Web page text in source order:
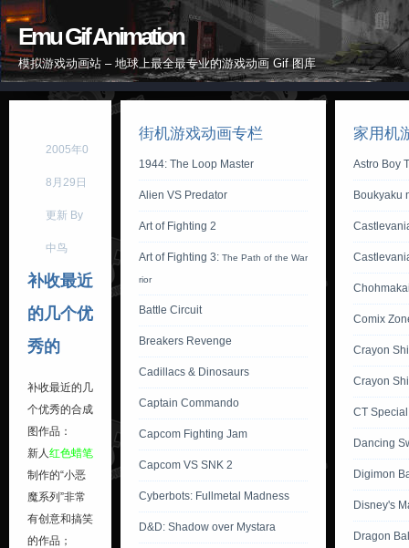
Emu Gif Animation
模拟游戏动画站 – 地球上最全最专业的游戏动画 Gif 图库
2005年0
8月29日
更新 By
中鸟
补收最近
的几个优
秀的
补收最近的几
个优秀的合成
图作品：
新人红色蜡笔
制作的“小恶
魔系列”非常
有创意和搞笑
的作品；
街机游戏动画专栏
1944: The Loop Master
Alien VS Predator
Art of Fighting 2
Art of Fighting 3: The Path of the War
rior
Battle Circuit
Breakers Revenge
Cadillacs & Dinosaurs
Captain Commando
Capcom Fighting Jam
Capcom VS SNK 2
Cyberbots: Fullmetal Madness
D&D: Shadow over Mystara
家用机
Astro Boy
Boukyaku
Comix
Crayon
Crayon
CT
Dancing
Digimon
Disney's
Dragon